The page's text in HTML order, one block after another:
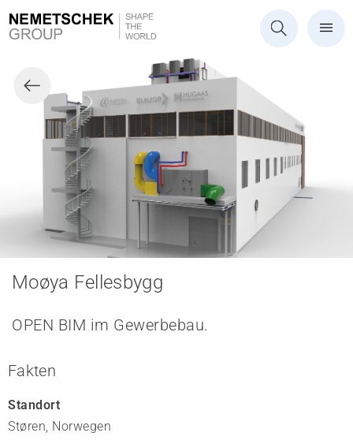
Moøya Fellesbygg
OPEN BIM im Gewerbebau.
Fakten
Standort
Støren, Norwegen